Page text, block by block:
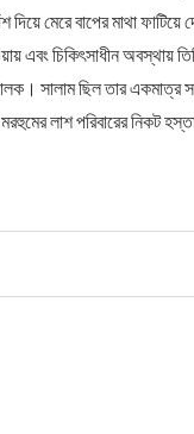
বাপের মাথা ফাটিয়ে
এবং চিকিৎসাধীন অবস্থায়
সালাম ছিল তার
লাশ পরিবারের নিকট